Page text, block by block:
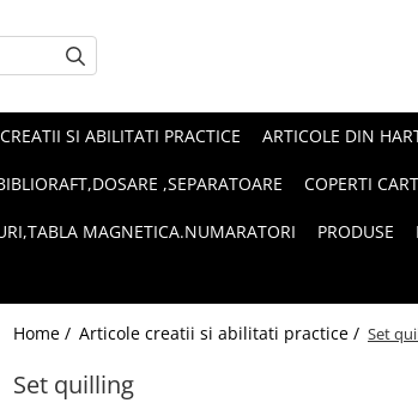
SI ABILITATI PRACTICE ARTICOLE DIN
,SEPARATOARE COPERTI
MAGNETICA.NUMARATORI PRODUSE
Home / Articole creatii si abilitati practice / Set
Set quilling